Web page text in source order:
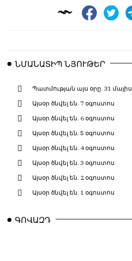
ՆՄԱՆԱՏԻՊ ՆՅՈՒԹԵՐ
Պատմության այս օրը. 31 մայիս
Այսօր ծնվել են. 7 օգոստոս
Այսօր ծնվել են. 6 օգոստոս
Այսօր ծնվել են. 5 օգոստոս
Այսօր ծնվել են. 4 օգոստոս
Այսօր ծնվել են. 3 օգոստոս
Այսօր ծնվել են. 2 օգոստոս
Այսօր ծնվել են. 1 օգոստոս
ԳՈՎԱԶԴ